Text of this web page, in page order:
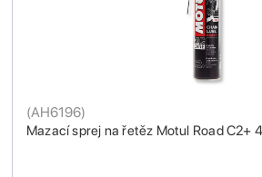
Mazací sprej na řetěz Motul Road C2+
(AH6196)